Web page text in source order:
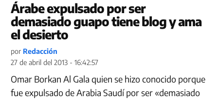
Árabe expulsado por ser
demasiado guapo tiene blog y ama
el desierto
por Redacción
27 de abril del 2013 - 16:42:57
Omar Borkan Al Gala quien se hizo conocido porque
fue expulsado de Arabia Saudí por ser «demasiado